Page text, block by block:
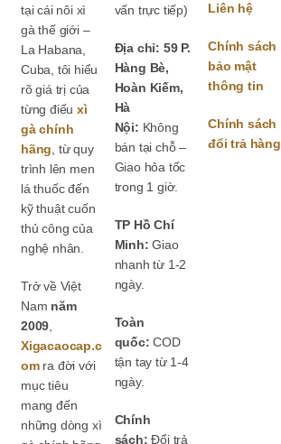
tại cái nôi xì
gà thế giới –
La Habana,
Cuba, tôi hiểu
rõ giá trị của
từng điếuxì
gà chính
hãng, từ quy
trình lên men
lá thuốc đến
kỹ thuật cuốn
thủ công của
nghệ nhân.
Trở về Việt
Nam năm
2009,
Xigacaocap.c
omra đời với
mục tiêu
mang đến
những dòng xì
vấn trực tiếp)
Địa chỉ: 59 P.
Hàng Bè,
Hoàn Kiếm,
Hà
Nội: Không
bán tại chỗ –
Giao hỏa tốc
trong 1 giờ.
TP Hồ Chí
Minh: Giao
nhanh từ 1-2
ngày.
Toàn
quốc: COD
tận tay từ 1-4
ngày.
Chính
sách: Đổi trả
Liên hệ
Chính sách
bảo mật
thông tin
Chính sách
đổi trả hàng